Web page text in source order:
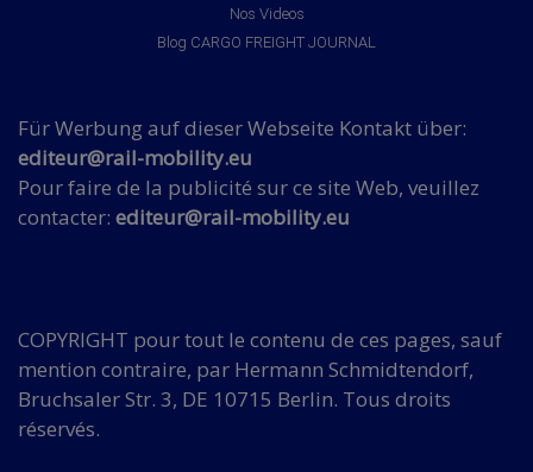
Nos Videos
Blog CARGO FREIGHT JOURNAL
Für Werbung auf dieser Webseite Kontakt über:
editeur@rail-mobility.eu
Pour faire de la publicité sur ce site Web, veuillez
contacter: editeur@rail-mobility.eu
COPYRIGHT pour tout le contenu de ces pages, sauf
mention contraire, par Hermann Schmidtendorf,
Bruchsaler Str. 3, DE 10715 Berlin. Tous droits
réservés.